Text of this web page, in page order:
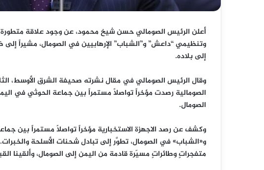
أعلن الرئيس الصومالي حسن شيخ محمود، عن وجود علاقة متطورة
وتنظيمي “داعش” و”الشباب” الإرهابيين في الصومال، مشيراً
إلى بلاده.
الصومالية رصدت مؤخراً تواصلاً مستمراً بين جماعة الحوثي في
الصومال.
وكشف عن رصد الاجهزة الاستخبارية مؤخراً تواصلاً مستمراً بين
و«الشباب» في الصومال، تطوَّر إلى تبادل شحنات الأسلحة
متفجراتٍ وطائراتٍ مسيّرة قادمة من اليمن إلى الصومال، وألقينا